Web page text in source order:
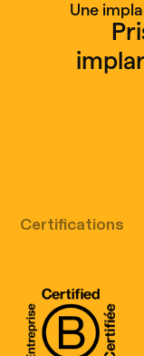
Une
Certifications
B Corp